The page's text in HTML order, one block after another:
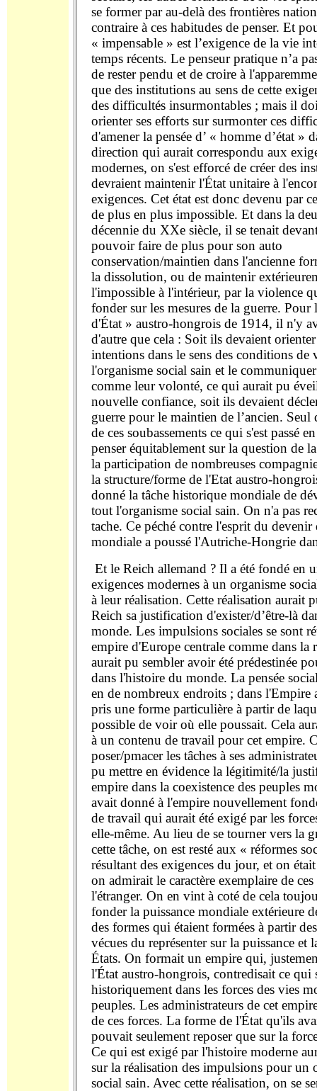
se former par au-delà des frontières
contraire à ces habitudes de penser. Et
« impensable » est l’exigence de la vie
temps récents. Le penseur pratique n’a
de rester pendu et de croire à
que des institutions au sens de cette
des difficultés insurmontables ; mais il
orienter ses efforts sur surmonter ces
d'amener la pensée d’ « homme d’état »
direction qui aurait correspondu aux
modernes, on s'est efforcé de créer des
devraient maintenir l'État unitaire à
exigences. Cet état est donc devenu par
de plus en plus impossible. Et dans la
décennie du XXe siècle, il se tenait
pouvoir faire de plus pour son auto
conservation/maintien dans l'ancienne
la dissolution, ou de maintenir
l'impossible à l'intérieur, par la violence
fonder sur les mesures de la guerre. Pour
d'État » austro-hongrois de 1914, il n'y
d'autre que cela : Soit ils devaient
intentions dans le sens des conditions de
l'organisme social sain et le
comme leur volonté, ce qui aurait pu
nouvelle confiance, soit ils devaient
guerre pour le maintien de l’ancien.
de ces soubassements ce qui s'est passé
penser équitablement sur la question de
la participation de nombreuses
la structure/forme de l'Etat austro-
donné la tâche historique mondiale de
tout l'organisme social sain. On n'a pas
tache. Ce péché contre l'esprit du
mondiale a poussé l'Autriche-Hongrie
Et le Reich allemand ? Il a été fondé en
exigences modernes à un organisme
à leur réalisation. Cette réalisation aurait
Reich sa justification d'exister/d’être-là
monde. Les impulsions sociales se sont
empire d'Europe centrale comme dans la
aurait pu sembler avoir été prédestinée
dans l'histoire du monde. La pensée
en de nombreux endroits ; dans l'Empire
pris une forme particulière à partir de
possible de voir où elle poussait. Cela
à un contenu de travail pour cet empire.
poser/pmacer les tâches à ses
pu mettre en évidence la légitimité/la
empire dans la coexistence des peuples
avait donné à l'empire nouvellement
de travail qui aurait été exigé par les
elle-même. Au lieu de se tourner vers la
cette tâche, on est resté aux « réformes
résultant des exigences du jour, et on
on admirait le caractère exemplaire de
l'étranger. On en vint à coté de cela
fonder la puissance mondiale extérieure
des formes qui étaient formées à partir
vécues du représenter sur la puissance et
États. On formait un empire qui,
l'État austro-hongrois, contredisait ce qui
historiquement dans les forces des vies
peuples. Les administrateurs de cet
de ces forces. La forme de l'État qu'ils
pouvait seulement reposer que sur la
Ce qui est exigé par l'histoire moderne
sur la réalisation des impulsions pour un
social sain. Avec cette réalisation, on se